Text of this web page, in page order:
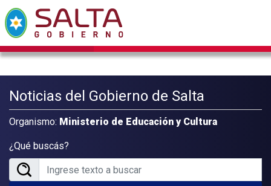
Noticias del Gobierno de Salta
Organismo: Ministerio de Educación y Cultura
¿Qué buscás?